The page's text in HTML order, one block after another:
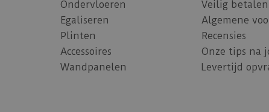
Ondervloeren
Egaliseren
Plinten
Accessoires
Wandpanelen
Veilig betalen
Algemene
Recensies
Onze tips na
Levertijd